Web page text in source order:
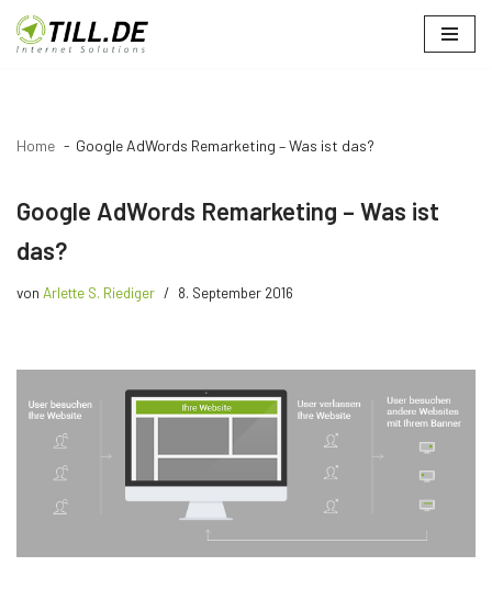
Zum
Home Google AdWords Remarketing – Was ist das?
Google AdWords Remarketing – Was ist
das?
von Arlette S. Riediger 8. September 2016